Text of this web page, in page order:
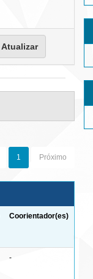
1 Próximo
Coorientador(es)
-